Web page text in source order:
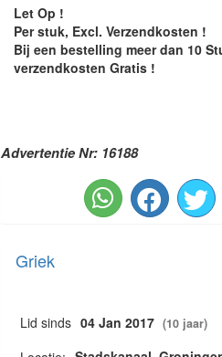
Let Op !
Per stuk, Excl. Verzendkosten !
Bij een bestelling meer dan 10
verzendkosten Gratis !
Advertentie Nr: 16188
Griek
Lid sinds 04 Jan 2017 (10 jaar)